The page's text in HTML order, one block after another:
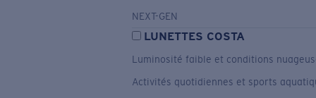
NEXT-GEN
LUNETTES COSTA
Luminosité faible et conditions
Activités quotidiennes et sports